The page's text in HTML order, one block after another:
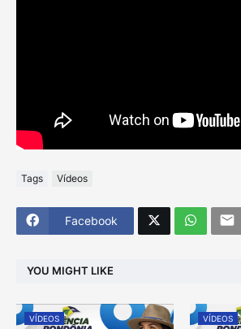
Tags Vídeos
Facebook
YOU MIGHT LIKE
VÍDEOS VÍDEOS